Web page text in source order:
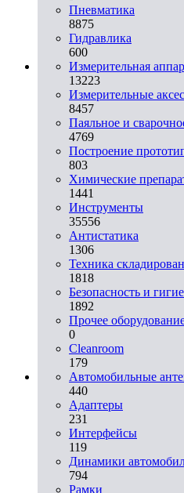
Пневматика
8875
Гидравлика
600
Измерительная
13223
Измерительные
8457
Паяльное и
4769
Построение
803
Химические
1441
Инструменты
35556
Aнтистатика
1306
Техника
1818
Безопасность и
1892
Прочее
0
Cleanroom
179
Автомобильные
440
Адаптеры
231
Интерфейсы
119
Динамики
794
Рамки